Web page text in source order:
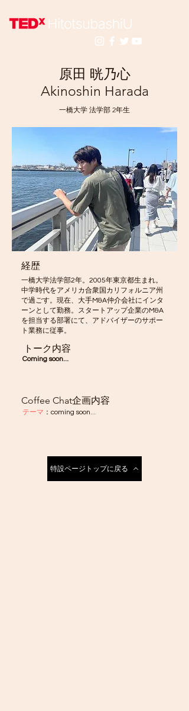
原田 晄乃心
Akinoshin Harada
一橋大学 法学部 2年生
​経歴
一橋大学法学部2年。2005年東京都生まれ。
中学時代をアメリカ合衆国カリフォルニア州
で過ごす。現在、大手M&A仲介会社にインタ
ーンとして勤務。スタートアップ企業のM&A
を担当する部署にて、アドバイザーのサポー
ト業務に従事。
トーク内容
Coming soon...
Coffee Chat企画内容
テーマ ：coming soon...
特設ページトップに戻る